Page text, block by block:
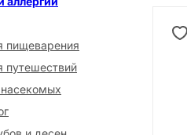
пищеварения
путешествий